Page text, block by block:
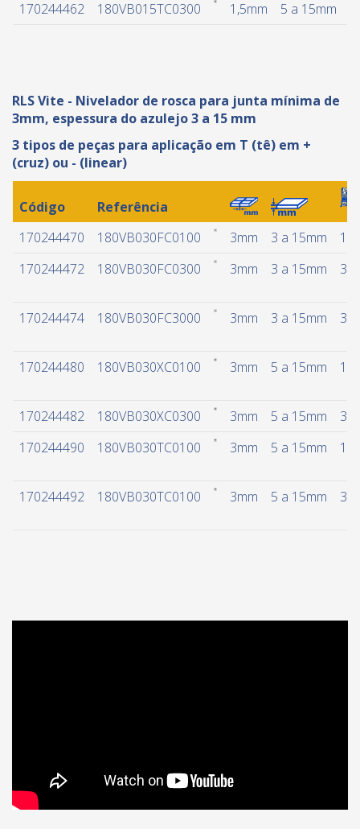
170244462 180VB015TC0300 1,5mm 5 a 15mm
RLS Vite - Nivelador de rosca para junta mínima de
3mm, espessura do azulejo 3 a 15 mm
3 tipos de peças para aplicação em T (tê) em +
(cruz) ou - (linear)
Código
Referência
170244470
180VB030FC0100 3mm 3 a 15mm
170244472
180VB030FC0300 3mm 3 a 15mm
170244474 180VB030FC3000 3mm 3 a 15mm
170244480 180VB030XC0100 3mm 5 a 15mm
170244482 180VB030XC0300 3mm 5 a 15mm
170244490
180VB030TC0100 3mm 5 a 15mm
170244492 180VB030TC0100 3mm 5 a 15mm